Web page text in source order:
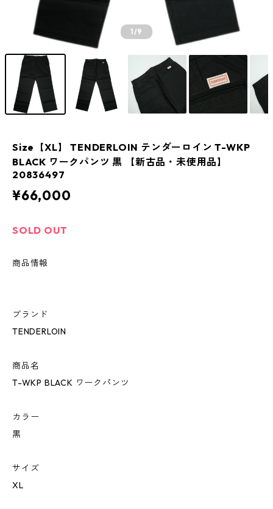
1/9
Size【XL】 TENDERLOIN テンダーロイン T-WKP
BLACK ワークパンツ 黒 【新古品・未使用品】
20836497
¥66,000
SOLD OUT
商品情報
ブランド
TENDERLOIN
商品名
T-WKP BLACK ワークパンツ
カラー
黒
サイズ
XL